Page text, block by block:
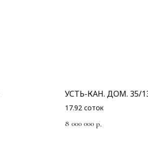
УСТЬ-КАН. ДОМ. 35/
17.92 соток
8 000 000 р.